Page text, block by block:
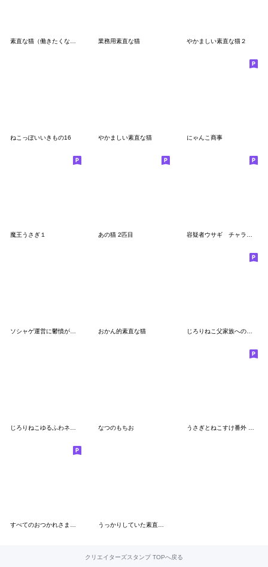
業務用素直な猫 やかましい素直な猫２
ねこっぽいいきもの16 やかましい素直な猫 にゃんこ商事
魔王うさぎ１ あの猫 2匹目
おかん的素直な猫 じろりねこ父家族への一言
じろりねこゆるふわネガティブポジティブ なつのもちお うさぎとねこすけ番外 ブラックねこすけ2
クリエイターズスタンプ TOPへ戻る